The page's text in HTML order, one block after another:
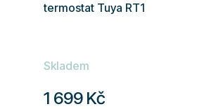
termostat Tuya RT1
Skladem
1 699 Kč